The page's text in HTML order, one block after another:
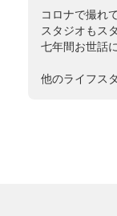
コロナで撮れ
スタジオもス
七年間お世話
他のライフス